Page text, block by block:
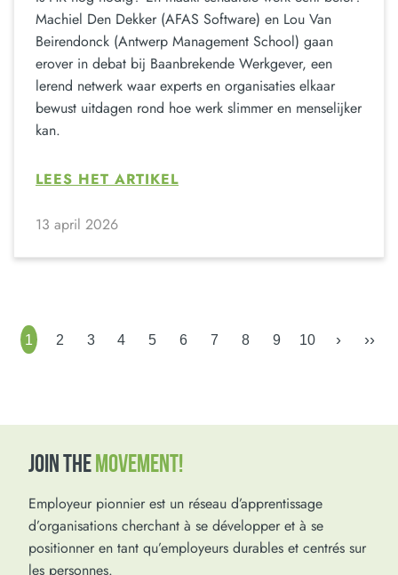
Machiel Den Dekker (AFAS Software) en Lou Van
Beirendonck (Antwerp Management School) gaan
erover in debat bij Baanbrekende Werkgever, een
lerend netwerk waar experts en organisaties elkaar
bewust uitdagen rond hoe werk slimmer en menselijker
kan.
LEES HET ARTIKEL
13 april 2026
1 2 3 4 5 6 7 8 9 10 › ››
JOIN THEMOVEMENT!
Employeur pionnier est un réseau d’apprentissage
d’organisations cherchant à se développer et à se
positionner en tant qu’employeurs durables et centrés sur
les personnes.